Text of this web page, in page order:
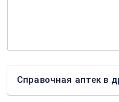
Справочная аптек в